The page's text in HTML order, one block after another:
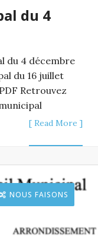
du 4
du 4 décembre
du 16 juillet
Retrouvez
[ Read More ]
NOUS FAISONS